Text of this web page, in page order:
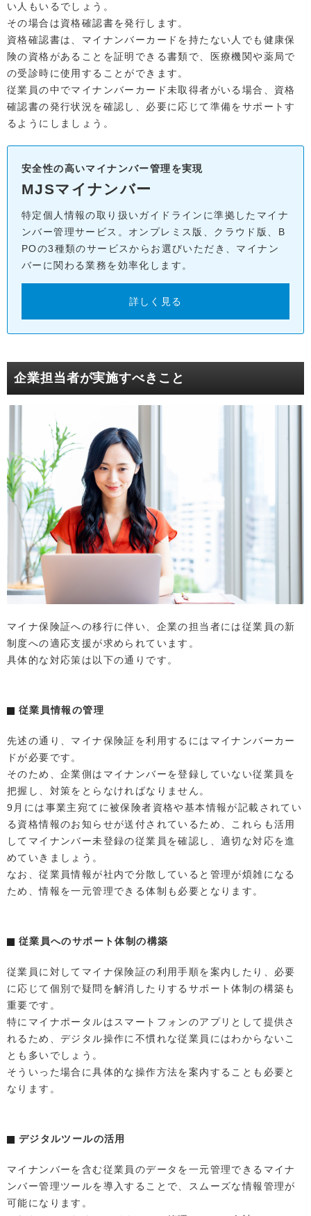
い人もいるでしょう。
その場合は資格確認書を発行します。
資格確認書は、マイナンバーカードを持たない人でも健康保
険の資格があることを証明できる書類で、医療機関や薬局で
の受診時に使用することができます。
従業員の中でマイナンバーカード未取得者がいる場合、資格
確認書の発行状況を確認し、必要に応じて準備をサポートす
るようにしましょう。
安全性の高いマイナンバー管理を実現
MJSマイナンバー
特定個人情報の取り扱いガイドラインに準拠したマイナ
ンバー管理サービス。オンプレミス版、クラウド版、B
POの3種類のサービスからお選びいただき、マイナン
バーに関わる業務を効率化します。
詳しく見る
企業担当者が実施すべきこと
マイナ保険証への移行に伴い、企業の担当者には従業員の新
制度への適応支援が求められています。
具体的な対応策は以下の通りです。
従業員情報の管理
先述の通り、マイナ保険証を利用するにはマイナンバーカー
ドが必要です。
そのため、企業側はマイナンバーを登録していない従業員を
把握し、対策をとらなければなりません。
9月には事業主宛てに被保険者資格や基本情報が記載されてい
る資格情報のお知らせが送付されているため、これらも活用
してマイナンバー未登録の従業員を確認し、適切な対応を進
めていきましょう。
なお、従業員情報が社内で分散していると管理が煩雑になる
ため、情報を一元管理できる体制も必要となります。
従業員へのサポート体制の構築
従業員に対してマイナ保険証の利用手順を案内したり、必要
に応じて個別で疑問を解消したりするサポート体制の構築も
重要です。
特にマイナポータルはスマートフォンのアプリとして提供さ
れるため、デジタル操作に不慣れな従業員にはわからないこ
とも多いでしょう。
そういった場合に具体的な操作方法を案内することも必要と
なります。
デジタルツールの活用
マイナンバーを含む従業員のデータを一元管理できるマイナ
ンバー管理ツールを導入することで、スムーズな情報管理が
可能になります。